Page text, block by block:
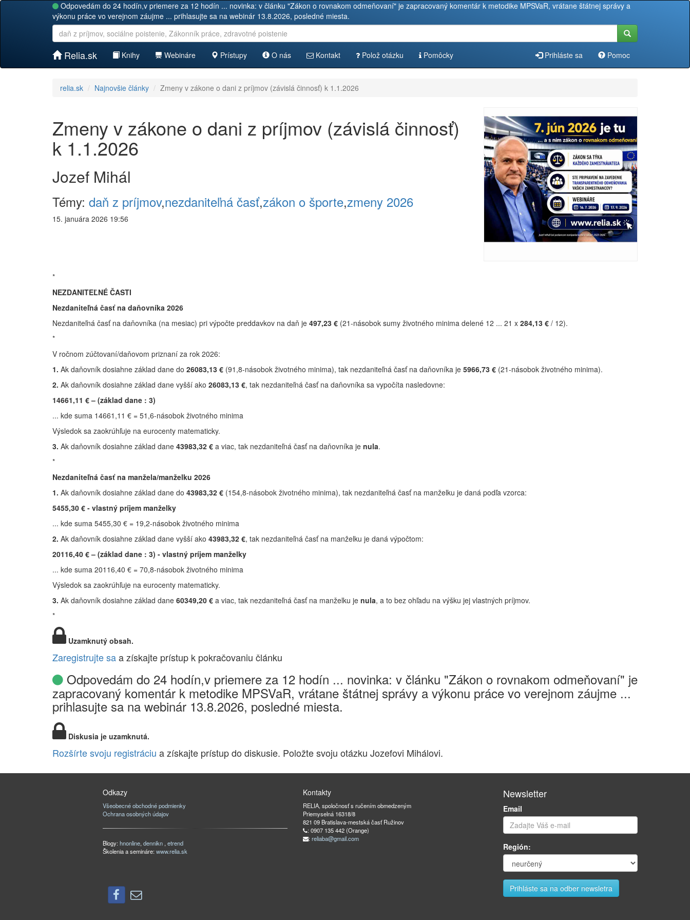
Odpovedám do 24 hodín,v priemere za 12 hodín ... novinka: v článku "Zákon o rovnakom odmeňovaní" je zapracovaný komentár k metodike MPSVaR, vrátane štátnej správy a
výkonu práce vo verejnom záujme ... prihlasujte sa na webinár 13.8.2026, posledné miesta.
Relia.sk Knihy Webináre Prístupy O nás Kontakt Polož otázku Pomôcky Prihláste sa Pomoc
relia.sk Najnovšie články Zmeny v zákone o dani z príjmov (závislá činnosť) k 1.1.2026
Zmeny v zákone o dani z príjmov (závislá činnosť)
k 1.1.2026
Jozef Mihál
Témy: daň z príjmov,nezdaniteľná časť,zákon o športe,zmeny 2026
15. januára 2026 19:56
*
NEZDANITEĽNÉ ČASTI
Nezdaniteľná časť na daňovníka 2026
Nezdaniteľná časť na daňovníka (na mesiac) pri výpočte preddavkov na daň je 497,23 € (21-násobok sumy životného minima delené 12 ... 21 x 284,13 € / 12).
*
V ročnom zúčtovaní/daňovom priznaní za rok 2026:
1. Ak daňovník dosiahne základ dane do 26083,13 € (91,8-násobok životného minima), tak nezdaniteľná časť na daňovníka je 5966,73 € (21-násobok životného minima).
2. Ak daňovník dosiahne základ dane vyšší ako 26083,13 €, tak nezdaniteľná časť na daňovníka sa vypočíta nasledovne:
14661,11 € – (základ dane : 3)
... kde suma 14661,11 € = 51,6-násobok životného minima
Výsledok sa zaokrúhľuje na eurocenty matematicky.
3. Ak daňovník dosiahne základ dane 43983,32 € a viac, tak nezdaniteľná časť na daňovníka je nula.
*
Nezdaniteľná časť na manžela/manželku 2026
1. Ak daňovník dosiahne základ dane do 43983,32 € (154,8-násobok životného minima), tak nezdaniteľná časť na manželku je daná podľa vzorca:
5455,30 € - vlastný príjem manželky
... kde suma 5455,30 € = 19,2-násobok životného minima
2. Ak daňovník dosiahne základ dane vyšší ako 43983,32 €, tak nezdaniteľná časť na manželku je daná výpočtom:
20116,40 € – (základ dane : 3) - vlastný príjem manželky
... kde suma 20116,40 € = 70,8-násobok životného minima
Výsledok sa zaokrúhľuje na eurocenty matematicky.
3. Ak daňovník dosiahne základ dane 60349,20 € a viac, tak nezdaniteľná časť na manželku je nula, a to bez ohľadu na výšku jej vlastných príjmov.
*
Uzamknutý obsah.
Zaregistrujte saa získajte prístup k pokračovaniu článku
Odpovedám do 24 hodín,v priemere za 12 hodín ... novinka: v článku "Zákon o rovnakom odmeňovaní" je
zapracovaný komentár k metodike MPSVaR, vrátane štátnej správy a výkonu práce vo verejnom záujme ...
prihlasujte sa na webinár 13.8.2026, posledné miesta.
Diskusia je uzamknutá.
Rozšírte svoju registráciu a získajte prístup do diskusie. Položte svoju otázku Jozefovi Mihálovi.
Odkazy
Všeobecné obchodné podmienky
Ochrana osobných údajov
Blogy: hnonline, dennikn , etrend
Školenia a semináre: www.relia.sk
Kontakty
RELIA, spoločnosť s ručením obmedzeným
Priemyselná 16318/8
821 09 Bratislava-mestská časť Ružinov
: 0907 135 442 (Orange)
: reliaba@gmail.com
Newsletter
Email
Región: